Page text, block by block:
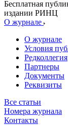
Бесплатная
издании РИНЦ
О журнале
О журнале
Условия
Редколлегия
Партнеры
Документы
Реквизиты
Все статьи
Номера журнала
Контакты